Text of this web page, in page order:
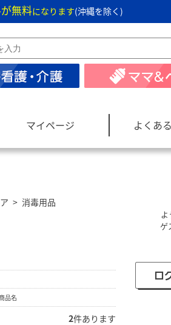
無料になります(沖縄を除く)
マイページ よくあ
> 消毒用品
品名
2件あります
よ
ゲ